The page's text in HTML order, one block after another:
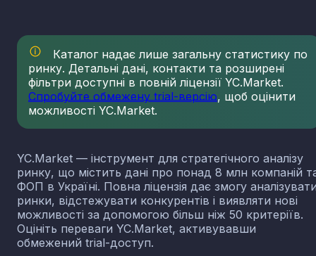
Каталог надає лише загальну статистику по
ринку. Детальні дані, контакти та розширені
фільтри доступні в повній ліцензії YC.Market.
Спробуйте обмежену trial-версію, щоб оцінити
можливості YC.Market.
YC.Market — інструмент для стратегічного аналізу
ринку, що містить дані про понад 8 млн компаній
ФОП в Україні. Повна ліцензія дає змогу
ринки, відстежувати конкурентів і виявляти нові
можливості за допомогою більш ніж 50 критеріїв.
Оцініть переваги YC.Market, активувавши
обмежений trial-доступ.